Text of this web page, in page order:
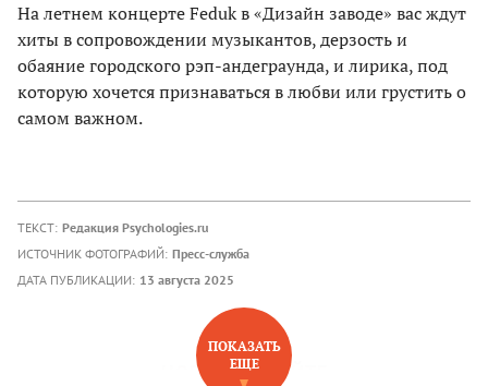
На летнем концерте Feduk в «Дизайн заводе» вас ждут
хиты в сопровождении музыкантов, дерзость и
обаяние городского рэп-андеграунда, и лирика, под
которую хочется признаваться в любви или грустить о
самом важном.
ТЕКСТ: Редакция Psychologies.ru
ИСТОЧНИК ФОТОГРАФИЙ: Пресс-служба
ДАТА ПУБЛИКАЦИИ: 13 августа 2025
НОВОЕ НА САЙТЕ
ПОКАЗАТЬ
ЕЩЕ